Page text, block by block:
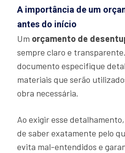
A importância de um
antes do início
Um orçamento de
sempre claro e
documento especifique
materiais que serão
obra necessária.
Ao exigir esse
de saber exatamente pelo
evita mal-entendidos e